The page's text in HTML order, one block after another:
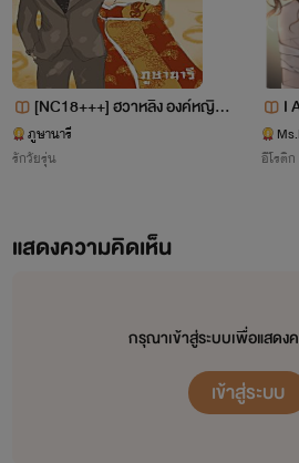
ต้องสนุก แต่กรุ๊ปนี้ไม่มีผู้ชาย! แล้วจะท
“ขอโทษค่ะ ขอโทษค่ะ ขอถามอะไ
เดินมุ่งหน้าไปหาหญิงสาวกลุ่มหนึ่งที่ก
ที่แทบจะแตกสลาย
“ฉันอยากจะถามหน่อยค่ะ ทำไมก
เล่นเกมส์ของตัวเองสุดๆ หญิงสาวพวก
“ไม่มีที่ไหนล่ะคะ นู่นค่ะ อยู่ตรงนู้
3.ชิงหลิน…เสน่ห์ร้าย คุณหนูตระกูลชิง
4.ฮุ่ยฟาง…คำสาปรักพิพากษา
5.ป๋ายชุน…เพลิงรัก บุรุษ ครองบัลลัง
6. อี้จี...ฆาตกรรมนางโลม
2.1 Day 1 Se xถ้าไม่[X]ฉันตาย
[NC18+++] ฮวาหลิง องค์หญิงท
ะลุมิติ (นิยายอิโรติก)
ภูษานารี
รักวัยรุ่น
I
นั้
อีโรติก
แสดงความคิดเห็น
กรุณาเข้าสู่ระบบเพื่อแสดง
เข้าสู่ระบบ